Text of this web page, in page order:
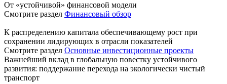
От «устойчивой» финансовой модели
Смотрите раздел Финансовый обзор
К распределению капитала обеспечивающему рост при
сохранении лидирующих в отрасли показателей
Смотрите раздел Основные инвестиционные проекты
Важнейший вклад в глобальную повестку устойчивого
развития: поддержание перехода на экологически чистый
транспорт